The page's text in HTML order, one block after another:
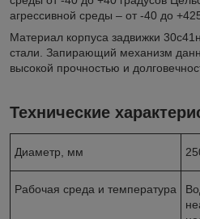
агрессивной среды – от -40 до
Материал корпуса задвижки
стали. Запирающий механизм
высокой прочностью и
Технические
Диаметр, мм
Рабочая среда и температура